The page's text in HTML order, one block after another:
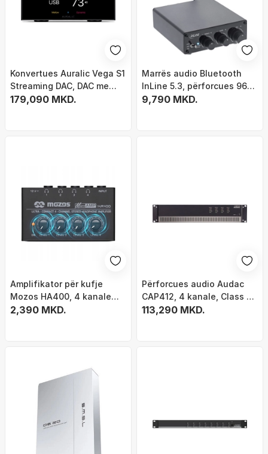
Konvertues Auralic Vega S1
Streaming DAC, DAC me
preamp, hi fi, gri
179,090 MKD.
Marrës audio Bluetooth
InLine 5.3, përforcues 96W,
i zi
9,790 MKD.
Amplifikator për kufje
Mozos HA400, 4 kanale
stereo, kontroll i pavarur
2,390 MKD.
Përforcues audio Audac
CAP412, 4 kanale, Class D
100V, i zi
113,290 MKD.